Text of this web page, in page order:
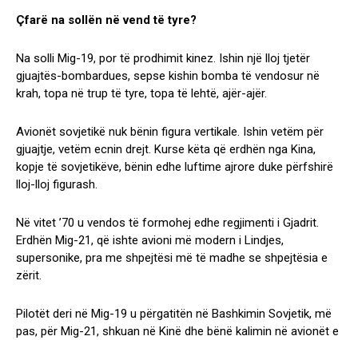
Çfarë na sollën në vend të tyre?
Na solli Mig-19, por të prodhimit kinez. Ishin një lloj tjetër
gjuajtës-bombardues, sepse kishin bomba të vendosur në
krah, topa në trup të tyre, topa të lehtë, ajër-ajër.
Avionët sovjetikë nuk bënin figura vertikale. Ishin vetëm për
gjuajtje, vetëm ecnin drejt. Kurse këta që erdhën nga Kina,
kopje të sovjetikëve, bënin edhe luftime ajrore duke përfshirë
lloj-lloj figurash.
Në vitet ’70 u vendos të formohej edhe regjimenti i Gjadrit.
Erdhën Mig-21, që ishte avioni më modern i Lindjes,
supersonike, pra me shpejtësi më të madhe se shpejtësia e
zërit.
Pilotët deri në Mig-19 u përgatitën në Bashkimin Sovjetik, më
pas, për Mig-21, shkuan në Kinë dhe bënë kalimin në avionët e